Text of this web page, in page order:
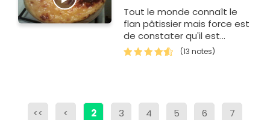
Tout le monde connaît le
flan pâtissier mais force est
de constater qu'il est
devenu rare de trouver un
flan où l'on retrouve l'arôme
(13 notes)
<< < 2 3 4 5 6
7